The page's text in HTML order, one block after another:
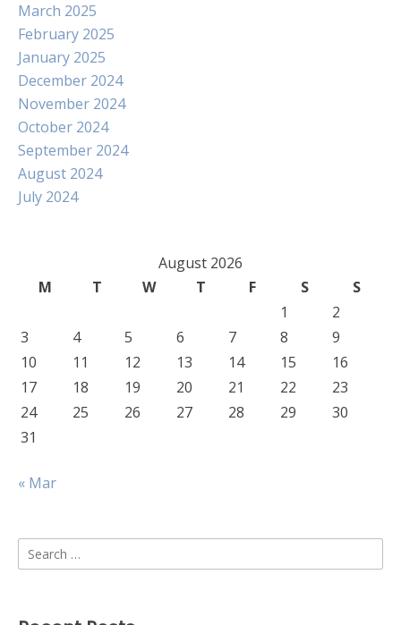
March 2025
February 2025
January 2025
December 2024
November 2024
October 2024
September 2024
August 2024
July 2024
August 2026
M
T W T F S
S
1
2
3
4 5 6 7 8
9
10
11 12 13 14 15
16
17
18 19 20 21 22
23
24
25 26 27 28 29
30
31
« Mar
Search
for: